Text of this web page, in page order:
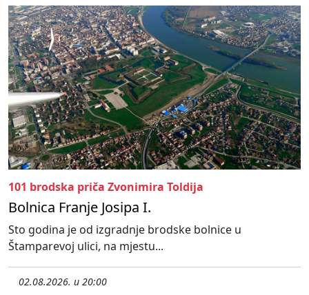
101 brodska priča Zvonimira Toldija
Bolnica Franje Josipa I.
Sto godina je od izgradnje brodske bolnice u
Štamparevoj ulici, na mjestu...
02.08.2026. u 20:00